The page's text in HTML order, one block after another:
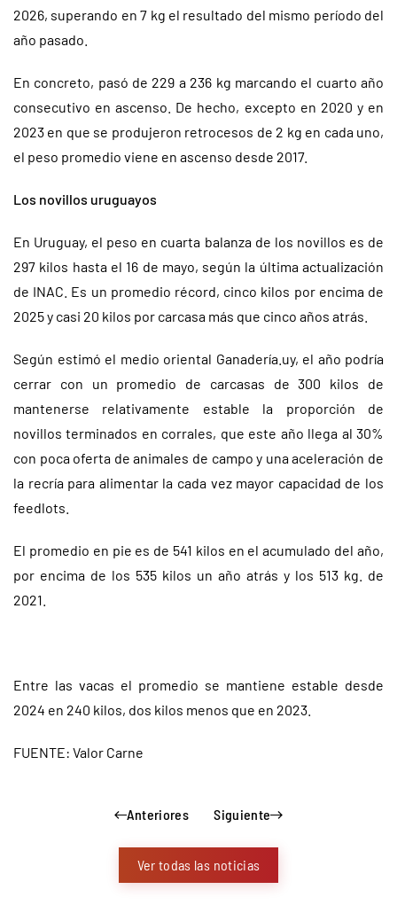
2026, superando en 7 kg el resultado del mismo período del
año pasado.
En concreto, pasó de 229 a 236 kg marcando el cuarto año
consecutivo en ascenso. De hecho, excepto en 2020 y en
2023 en que se produjeron retrocesos de 2 kg en cada uno,
el peso promedio viene en ascenso desde 2017.
Los novillos uruguayos
En Uruguay, el peso en cuarta balanza de los novillos es de
297 kilos hasta el 16 de mayo, según la última actualización
de INAC. Es un promedio récord, cinco kilos por encima de
2025 y casi 20 kilos por carcasa más que cinco años atrás.
Según estimó el medio oriental Ganadería.uy, el año podría
cerrar con un promedio de carcasas de 300 kilos de
mantenerse relativamente estable la proporción de
novillos terminados en corrales, que este año llega al 30%
con poca oferta de animales de campo y una aceleración de
la recría para alimentar la cada vez mayor capacidad de los
feedlots.
El promedio en pie es de 541 kilos en el acumulado del año,
por encima de los 535 kilos un año atrás y los 513 kg. de
2021.
Entre las vacas el promedio se mantiene estable desde
2024 en 240 kilos, dos kilos menos que en 2023.
FUENTE: Valor Carne
Anteriores Siguiente
Ver todas las noticias